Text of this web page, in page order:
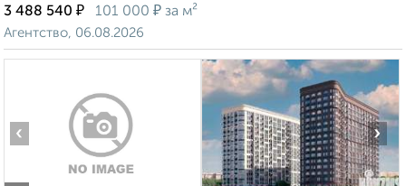
3 488 540 ₽ 101 000 ₽ за м²
Агентство, 06.08.2026
‹ ›